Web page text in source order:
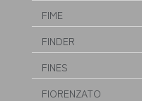
FIME
FINDER
FINES
FIORENZATO